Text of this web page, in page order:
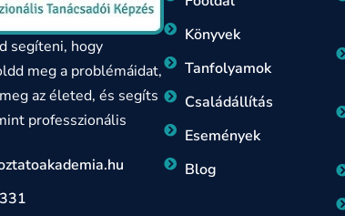
segíteni, hogy
meg a problémáidat,
az életed, és segíts
professzionális
Könyvek
Tanfolyamok
Családállítás
Események
Blog